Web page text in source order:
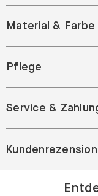
Material & Farbe
Pflege
Service &